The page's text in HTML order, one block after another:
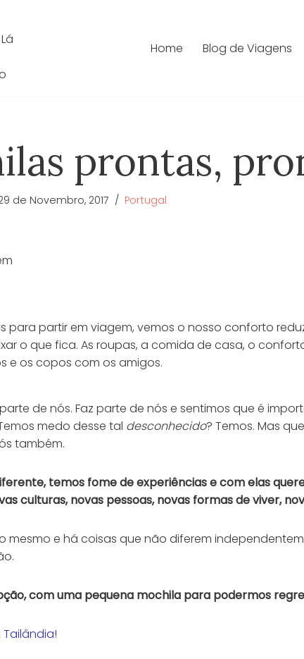
Home Blog de Viagens
prontas,
de Novembro, 2017 Portugal
para partir em viagem, vemos o nosso conforto
o que fica. As roupas, a comida de casa, o
e os copos com os amigos.
de nós. Faz parte de nós e sentimos que é
medo desse tal desconhecido? Temos. Mas
também.
temos fome de experiências e com elas
culturas, novas pessoas, novas formas de viver,
mesmo e há coisas que não diferem
com uma pequena mochila para podermos
Tailândia!